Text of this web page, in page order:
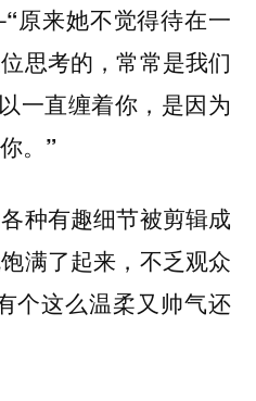
“原来她不觉得待在一
思考的，常常是我们
一直缠着你，是因为
。”
种有趣细节被剪辑成
满了起来，不乏观众
个这么温柔又帅气还